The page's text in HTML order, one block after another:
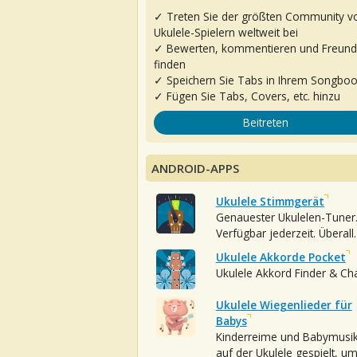
✓ Treten Sie der größten Community
Ukulele-Spielern weltweit bei
✓ Bewerten, kommentieren und
finden
✓ Speichern Sie Tabs in Ihrem
✓ Fügen Sie Tabs, Covers, etc. hinzu
Beitreten
ANDROID-APPS
Ukulele Stimmgerät
Genauester Ukulelen-Tuner.
Verfügbar jederzeit. Überall.
Ukulele Akkorde Pocket
Ukulele Akkord Finder &
Ukulele Wiegenlieder für
Babys
Kinderreime und
auf der Ukulele gespielt, um